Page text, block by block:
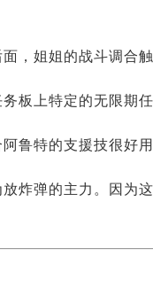
，姐姐的战斗调合
板上特定的无限期
鲁特的支援技很好
炸弹的主力。因为